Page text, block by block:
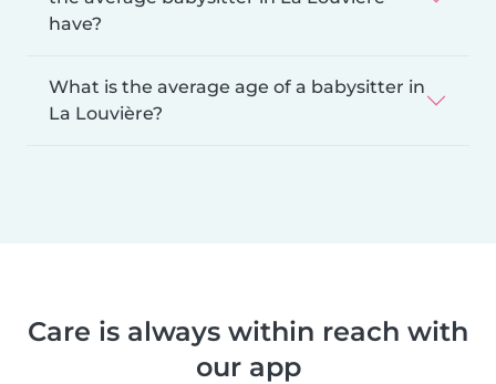
have?
What is the average age of a babysitter in
La Louvière?
Care is always within reach with
our app